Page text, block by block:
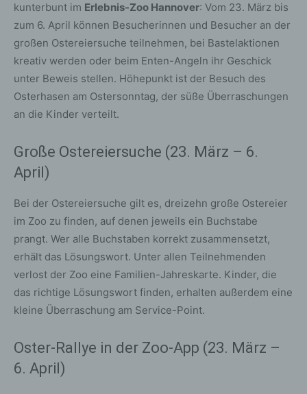
kunterbunt im Erlebnis-Zoo Hannover: Vom 23. März bis
zum 6. April können Besucherinnen und Besucher an der
großen Ostereiersuche teilnehmen, bei Bastelaktionen
kreativ werden oder beim Enten-Angeln ihr Geschick
unter Beweis stellen. Höhepunkt ist der Besuch des
Osterhasen am Ostersonntag, der süße Überraschungen
an die Kinder verteilt.
Große Ostereiersuche (23. März – 6.
April)
Bei der Ostereiersuche gilt es, dreizehn große Ostereier
im Zoo zu finden, auf denen jeweils ein Buchstabe
prangt. Wer alle Buchstaben korrekt zusammensetzt,
erhält das Lösungswort. Unter allen Teilnehmenden
verlost der Zoo eine Familien-Jahreskarte. Kinder, die
das richtige Lösungswort finden, erhalten außerdem eine
kleine Überraschung am Service-Point.
Oster-Rallye in der Zoo-App (23. März –
6. April)